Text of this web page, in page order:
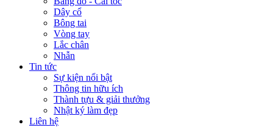
Dây cổ
Bông tai
Vòng tay
Lắc chân
Nhẫn
Tin tức
Sự kiện nổi bật
Thông tin hữu ích
Thành tựu & giải thưởng
Nhật ký làm đẹp
Liên hệ